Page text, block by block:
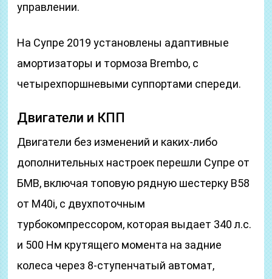
управлении.
На Супре 2019 установлены адаптивные
амортизаторы и тормоза Brembo, с
четырехпоршневыми суппортами спереди.
Двигатели и КПП
Двигатели без изменений и каких-либо
дополнительных настроек перешли Супре от
БМВ, включая топовую рядную шестерку B58
от M40i, с двухпоточным
турбокомпрессором, которая выдает 340 л.с.
и 500 Нм крутящего момента на задние
колеса через 8-ступенчатый автомат,